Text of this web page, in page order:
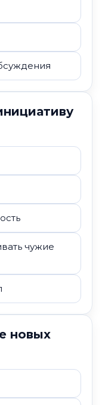
чужие
новых